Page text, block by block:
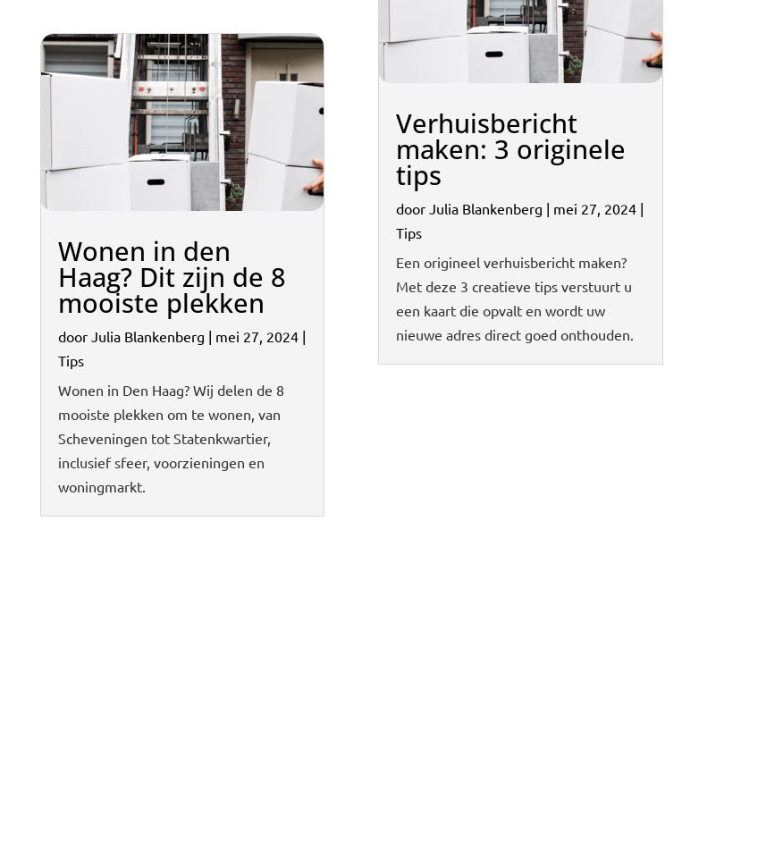
Wonen in den
Haag? Dit zijn de 8
mooiste plekken
door Julia Blankenberg | mei 27, 2024|
Tips
Wonen in Den Haag? Wij delen de 8
mooiste plekken om te wonen, van
Scheveningen tot Statenkwartier,
inclusief sfeer, voorzieningen en
woningmarkt.
Verhuisbericht
maken: 3 originele
tips
door Julia Blankenberg | mei 27, 2024|
Tips
Een origineel verhuisbericht maken?
Met deze 3 creatieve tips verstuurt u
een kaart die opvalt en wordt uw
nieuwe adres direct goed onthouden.